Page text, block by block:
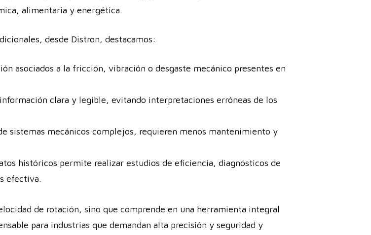
alimentaria y energética.
desde Distron, destacamos:
asociados a la fricción, vibración o desgaste mecánico presentes en
clara y legible, evitando interpretaciones erróneas de los
sistemas mecánicos complejos, requieren menos mantenimiento y
históricos permite realizar estudios de eficiencia, diagnósticos de
efectiva.
de rotación, sino que comprende en una herramienta integral
para industrias que demandan alta precisión y seguridad y